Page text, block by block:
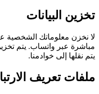
تخزين البيانات
لا نخزن معلوماتك الشخصية
مباشرة عبر واتساب. يتم
يتم نقلها إلى خوادمنا.
ملفات تعريف